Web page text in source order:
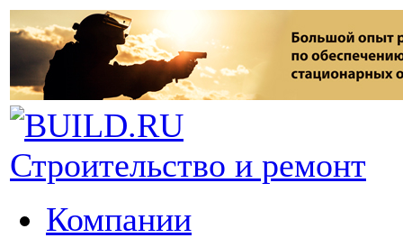
Строительство и ремонт
Компании